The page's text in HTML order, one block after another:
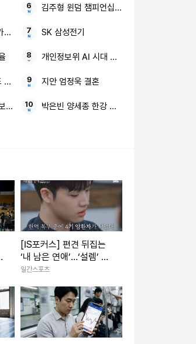
전 부진
프리시즌 맨시티전
삼척산지
김주형 윈덤 챔피언십 역전 우승
SK 삼성전기
개인정보위 AI 시대 예방중심 체계
지안 엄정욱 결혼
박은빈 양세종 한강 데이트
[IS포커스] 편견 뒤집는
‘내 남은 연애’…‘설렘’ 실
험실 된 SBS 연프
일간스포츠